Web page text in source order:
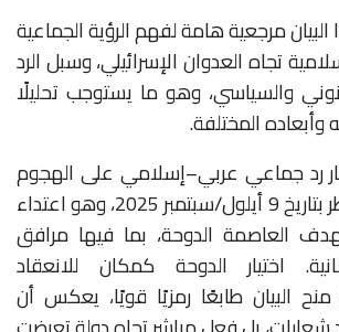
مرجعية هامة لفهم الرؤية الجماعية
تجاه العدوان الإسرائيلي، وسبل الرد
والسياسي، وهو ما يستوجب تحليلًا
وأبعاده المختلفة.
رد جماعي عربي–إسلامي على الهجوم
الإسرائيلي على قطر بتاريخ 9 أيلول/سبتمبر 2025، وهو اعتداء
العاصمة الدوحة، بما فيها مرافق
اختيار الدوحة كمكان للانعقاد
البيان طابعًا رمزيًا قويًا، يعكس أن